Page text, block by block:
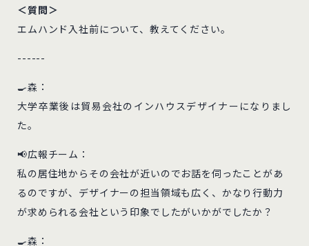
＜質問＞
エムハンド入社前について、教えてください。
------
🍳森：
大学卒業後は貿易会社のインハウスデザイナーになりまし
た。
📢広報チーム：
私の居住地からその会社が近いのでお話を伺ったことがあ
るのですが、デザイナーの担当領域も広く、かなり行動力
が求められる会社という印象でしたがいかがでしたか？
🍳森：